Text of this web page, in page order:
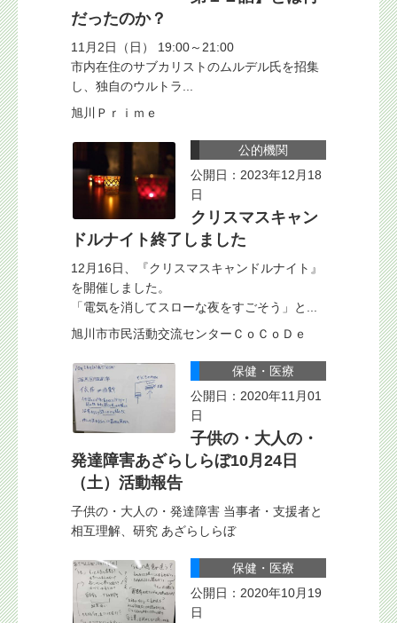
だったのか？
11月2日（日） 19:00～21:00
市内在住のサブカリストのムルデル氏を招集
し、独自のウルトラ...
旭川Ｐｒｉｍｅ
公的機関
公開日：2023年12月18
日
クリスマスキャン
ドルナイト終了しました
12月16日、『クリスマスキャンドルナイト』
を開催しました。
「電気を消してスローな夜をすごそう」と...
旭川市市民活動交流センターＣｏＣｏＤｅ
保健・医療
公開日：2020年11月01
日
子供の・大人の・
発達障害あざらしらぼ10月24日
（土）活動報告
子供の・大人の・発達障害 当事者・支援者と
相互理解、研究 あざらしらぼ
保健・医療
公開日：2020年10月19
日